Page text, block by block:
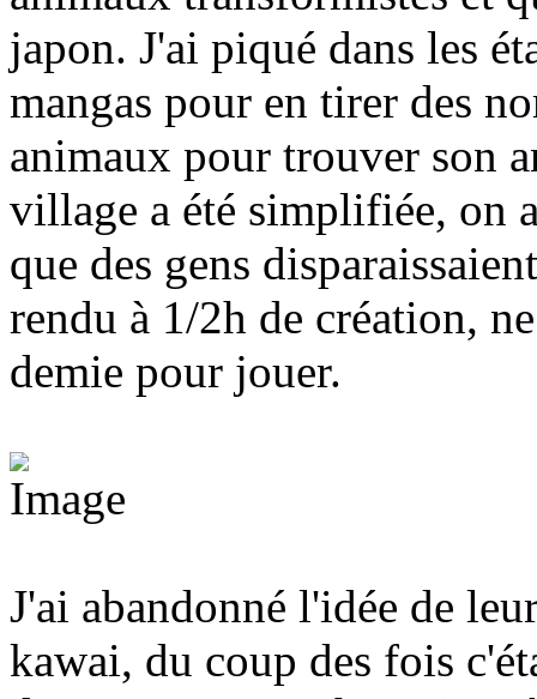
japon. J'ai piqué dans les
mangas pour en tirer des
animaux pour trouver son
village a été simplifiée, on
que des gens
rendu à 1/2h de création,
demie pour jouer.
J'ai abandonné l'idée de
kawai, du coup des fois